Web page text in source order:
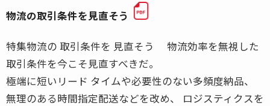
物流の取引条件を見直そう
特集物流の 取引条件を 見直そう 物流効率を無視した
取引条件を今こそ見直すべきだ。
極端に短いリード タイムや必要性のない多頻度納品、
無理のある時間指定配送などを改め、 ロジスティクスを